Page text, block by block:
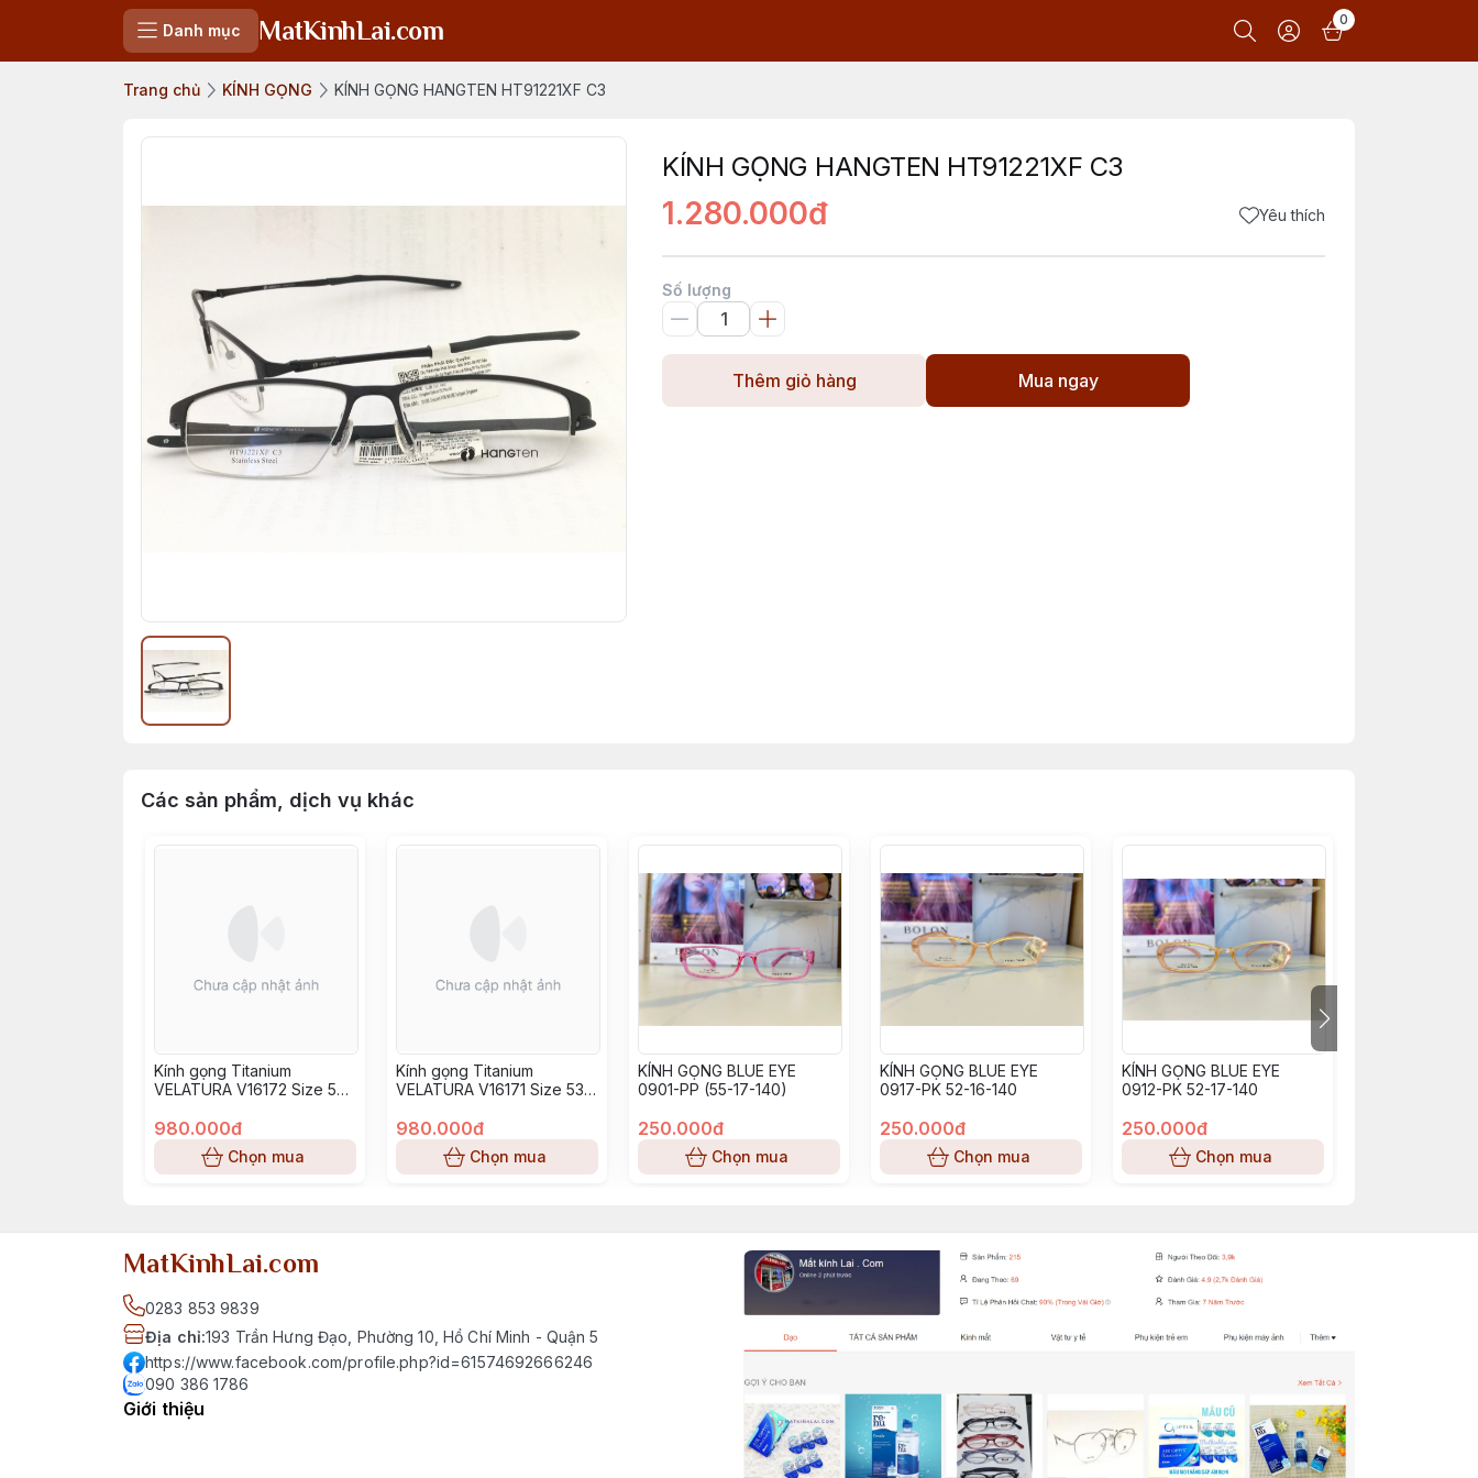
Danh mục MatKinhLai.com 0
Trang chủ KÍNH GỌNG KÍNH GỌNG HANGTEN HT91221XF C3
KÍNH GỌNG HANGTEN HT91221XF C3
1.280.000đ Yêu thích
Số lượng
Thêm giỏ hàng Mua ngay
Các sản phẩm, dịch vụ khác
Kính gọng Titanium
VELATURA V16172 Size 52-
980.000đ
Chọn mua
Kính gọng Titanium
VELATURA V16171 Size 53-
980.000đ
Chọn mua
KÍNH GỌNG BLUE EYE
0901-PP (55-17-140)
250.000đ
Chọn mua
KÍNH GỌNG BLUE EYE
0917-PK 52-16-140
250.000đ
Chọn mua
KÍNH GỌNG BLUE EYE
0912-PK 52-17-140
250.000đ
Chọn mua
MatKinhLai.com
0283 853 9839
Địa chỉ:193 Trần Hưng Đạo, Phường 10, Hồ Chí Minh - Quận 5
https://www.facebook.com/profile.php?id=61574692666246
090 386 1786
Giới thiệu